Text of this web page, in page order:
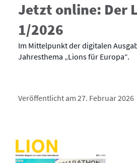
Jetzt online: Der
1/2026
Im Mittelpunkt der digitalen
Jahresthema „Lions für Europa“.
Veröffentlicht am 27. Februar 2026